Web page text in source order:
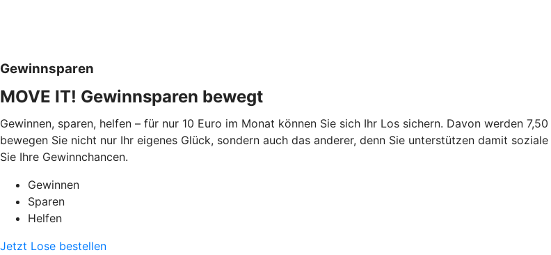
Gewinnsparen
MOVE IT! Gewinnsparen bewegt
Gewinnen, sparen, helfen – für nur 10 Euro im Monat können Sie sich Ihr Los sichern. Davon werden
bewegen Sie nicht nur Ihr eigenes Glück, sondern auch das anderer, denn Sie unterstützen damit
Sie Ihre Gewinnchancen.
Gewinnen
Sparen
Helfen
Jetzt Lose bestellen